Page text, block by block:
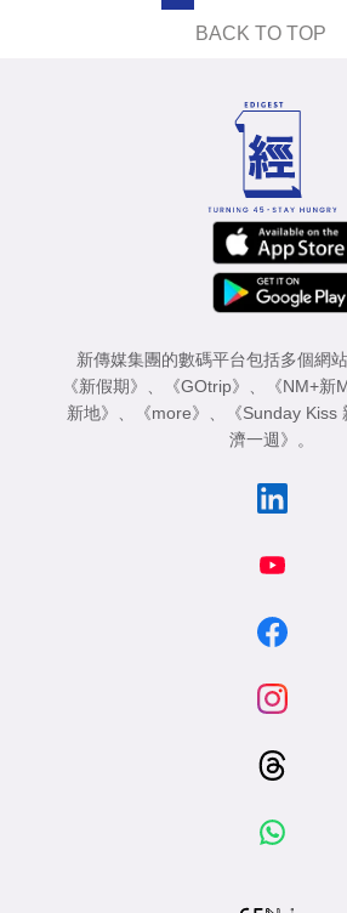
BACK TO TOP
新傳媒集團的數碼平台包括多個網
《新假期》 、 《GOtrip》 、 《NM+新
新地》 、 《more》 、 《Sunday Kiss
濟一週》 。